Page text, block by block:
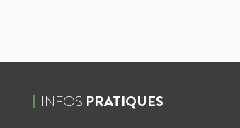
INFOS PRATIQUES